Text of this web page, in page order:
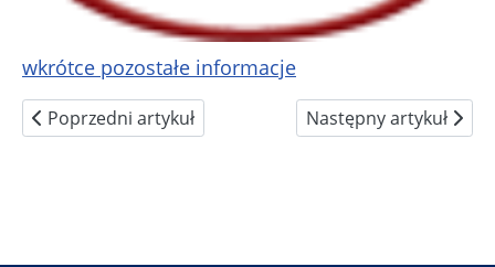
wkrótce pozostałe informacje
Poprzedni artykuł: Stajnia Motocyklowa
Poprzedni artykuł Następny artykuł: CM
Następny artykuł